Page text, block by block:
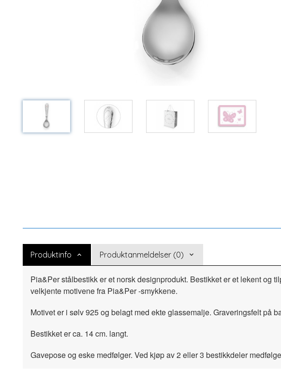
Produktinfo Produktanmeldelser (0)
Pia&Per stålbestikk er et norsk designprodukt. Bestikket er et lekent og
velkjente motivene fra Pia&Per -smykkene.
Motivet er i sølv 925 og belagt med ekte glassemalje. Graveringsfelt på
Bestikket er ca. 14 cm. langt.
Gavepose og eske medfølger. Ved kjøp av 2 eller 3 bestikkdeler